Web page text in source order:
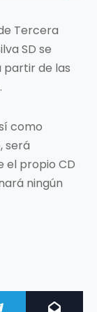
Tercera
SD se
partir de las
como
será
el propio CD
ningún